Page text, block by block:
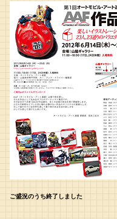
ご盛況のうち終了しました